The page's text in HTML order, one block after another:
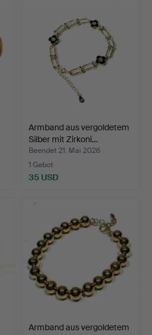
Armband aus vergoldetem
Silber mit Zirkoni…
Beendet 21. Mai 2026
1 Gebot
35 USD
Armband aus vergoldetem